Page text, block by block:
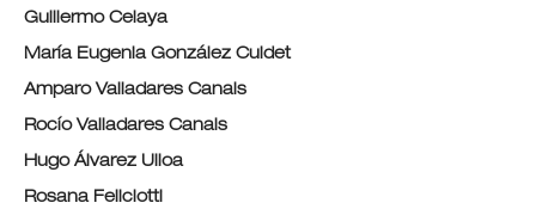
Guillermo Celaya
María Eugenia González Cuidet
Amparo Valladares Canals
Rocío Valladares Canals
Hugo Álvarez Ulloa
Rosana Feliciotti